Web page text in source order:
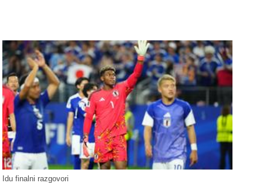
Idu finalni razgovori